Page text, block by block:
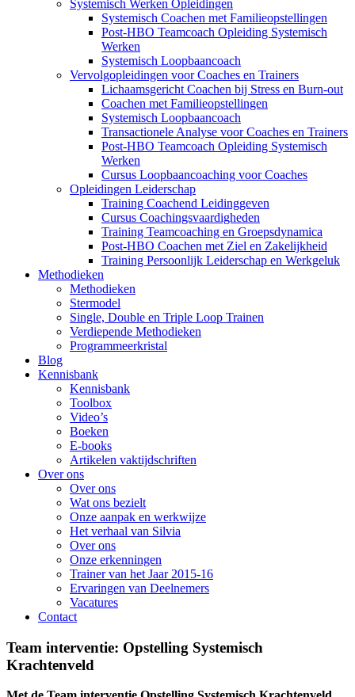
Systemisch Werken Opleidingen
Systemisch Coachen met Familieopstellingen
Post-HBO Teamcoach Opleiding Systemisch
Werken
Systemisch Loopbaancoach
Vervolgopleidingen voor Coaches en Trainers
Lichaamsgericht Coachen bij Stress en Burn-out
Coachen met Familieopstellingen
Systemisch Loopbaancoach
Transactionele Analyse voor Coaches en Trainers
Post-HBO Teamcoach Opleiding Systemisch
Werken
Cursus Loopbaancoaching voor Coaches
Opleidingen Leiderschap
Training Coachend Leidinggeven
Cursus Coachingsvaardigheden
Training Teamcoaching en Groepsdynamica
Post-HBO Coachen met Ziel en Zakelijkheid
Training Persoonlijk Leiderschap en Werkgeluk
Methodieken
Methodieken
Stermodel
Single, Double en Triple Loop Trainen
Verdiepende Methodieken
Programmeerkristal
Blog
Kennisbank
Kennisbank
Toolbox
Video’s
Boeken
E-books
Artikelen vaktijdschriften
Over ons
Over ons
Wat ons bezielt
Onze aanpak en werkwijze
Het verhaal van Silvia
Over ons
Onze erkenningen
Trainer van het Jaar 2015-16
Ervaringen van Deelnemers
Vacatures
Contact
Team interventie: Opstelling Systemisch
Krachtenveld